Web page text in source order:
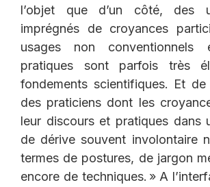
l’objet que d’un côté, des
imprégnés de croyances
usages non
pratiques sont parfois très
fondements scientifiques. Et
des praticiens dont les
leur discours et pratiques dans
de dérive souvent involontaire
termes de postures, de jargon
encore de techniques. » A